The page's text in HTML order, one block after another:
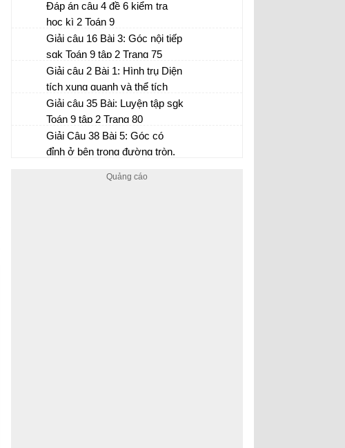
Đáp án câu 4 đề 6 kiểm tra
học kì 2 Toán 9
Giải câu 16 Bài 3: Góc nội tiếp
sgk Toán 9 tập 2 Trang 75
Giải câu 2 Bài 1: Hình trụ Diện
tích xung quanh và thể tích
của hình trụ sgk Toán 9 tập 2
Trang 110
Giải câu 35 Bài: Luyện tập sgk
Toán 9 tập 2 Trang 80
Giải Câu 38 Bài 5: Góc có
đỉnh ở bên trong đường tròn.
đường tròn sgk Toán 9 tập 2